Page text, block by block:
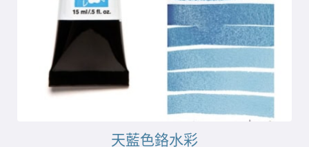
天藍色鉻水彩